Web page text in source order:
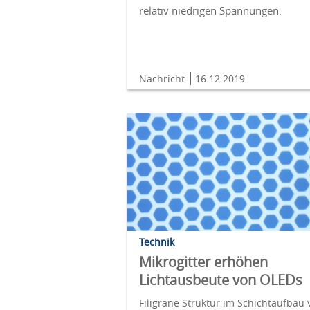
relativ niedrigen Spannungen.
Nachricht 16.12.2019
Technik
Mikrogitter erhöhen
Lichtausbeute von OLEDs
Filigrane Struktur im Schichtaufbau